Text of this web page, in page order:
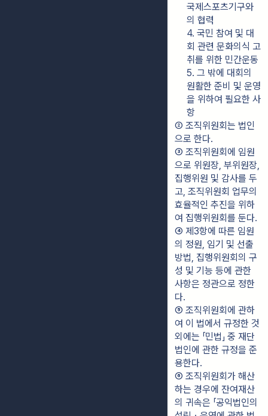
국제스포츠기구와
의 협력
4. 국민 참여 및 대
회 관련 문화의식 고
취를 위한 민간운동
5. 그 밖에 대회의
원활한 준비 및 운영
을 위하여 필요한 사
항
② 조직위원회는 법인
으로 한다.
③ 조직위원회에 임원
으로 위원장, 부위원장,
집행위원 및 감사를 두
고, 조직위원회 업무의
효율적인 추진을 위하
여 집행위원회를 둔다.
④ 제3항에 따른 임원
의 정원, 임기 및 선출
방법, 집행위원회의 구
성 및 기능 등에 관한
사항은 정관으로 정한
다.
⑤ 조직위원회에 관하
여 이 법에서 규정한 것
외에는 「민법」 중 재단
법인에 관한 규정을 준
용한다.
⑥ 조직위원회가 해산
하는 경우에 잔여재산
의 귀속은 「공익법인의